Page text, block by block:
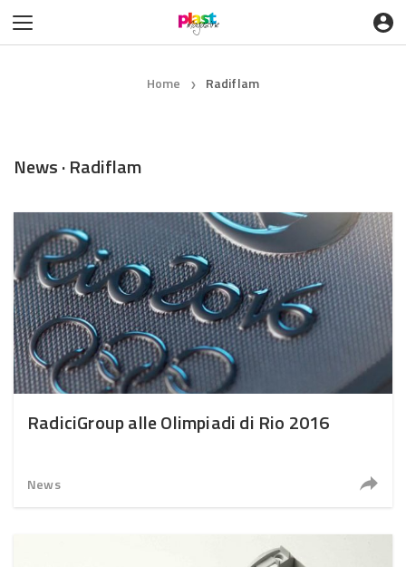
Home ❯ Radiflam
News · Radiflam
RadiciGroup alle Olimpiadi di Rio 2016
News